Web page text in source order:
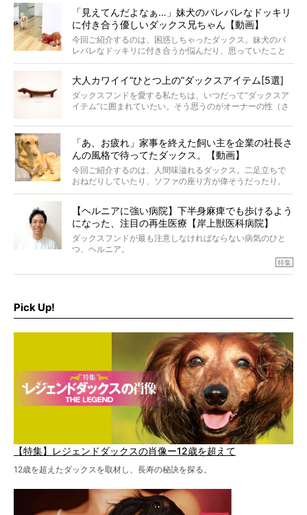
「見えてんだよなぁ…」妹犬のバレバレなドッキリ
に付き合う優しいダックス兄ちゃん【動画】
今回ご紹介するのは、困惑しちゃったダックス。妹犬のバ
レバレなドッキリに付き合うか悩んだり、思っていたこと
と違う事態に陥ったり。そんなお悩み全開なダックスの様
大人カワイイ“ひとつ上の”ダックスアイテム[5選]
ダックスフンドを愛する私たちは、いつだって“ダックスア
イテム”に囲まれていたい。そう思うのがオーナーの性（さ
ムをご紹介。
「あ、お疲れ」家事を終えた飼い主を企業の社長さ
んの風格で待ってたダックス。【動画】
今回ご紹介するのは、人間味溢れるダックス。二足立ちで
おねだりしていたり、ソファの座り方が偉そうだったり。
今にも言葉を発しそうなダックスの姿は、もう人間にしか
【ヘルニアに強い病院】下半身麻痺でも歩けるよう
になった、注目の再生医療【岸上獣医科病院】
ダックスフンドが最も注意しなければならない病気のひと
つ、ヘルニア。
特集『ヘルニアに、負けない』では、ヘルニアに強い動物
を点滴投与する治療により、歩けなかった子が投与37日で
特集
Pick Up!
【特集】レジェンドダックスの肖像ー12歳を超えて
12歳を超えたダックスを取材し、長寿の秘訣を探る。